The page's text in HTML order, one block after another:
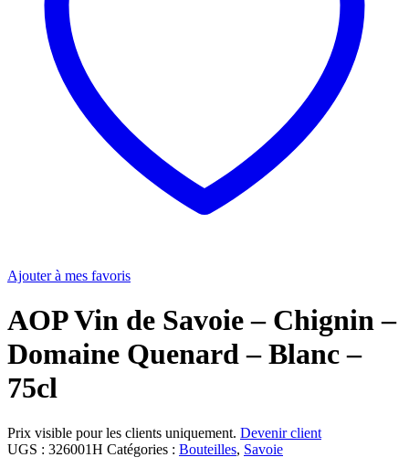
Ajouter à mes favoris
AOP Vin de Savoie – Chignin –
Domaine Quenard – Blanc –
75cl
Prix visible pour les clients uniquement. Devenir client
UGS : 326001H Catégories : Bouteilles, Savoie